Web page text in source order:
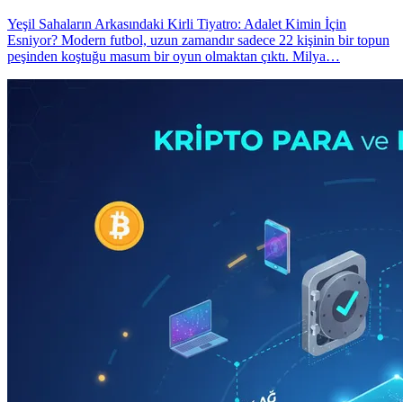
Yeşil Sahaların Arkasındaki Kirli Tiyatro: Adalet Kimin İçin
Esniyor? Modern futbol, uzun zamandır sadece 22 kişinin bir topun
peşinden koştuğu masum bir oyun olmaktan çıktı. Milya…